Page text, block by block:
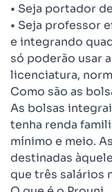
• Seja portador
• Seja professor
e integrando
só poderão usar
licenciatura,
Como são as
As bolsas
tenha renda
mínimo e meio.
destinadas
que três salários